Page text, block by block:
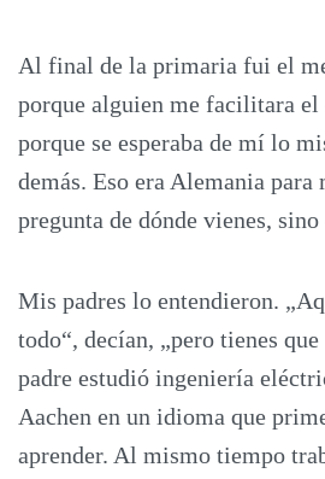
Al final de la primaria fui el
porque alguien me facilitara
porque se esperaba de mí lo
demás. Eso era Alemania para
pregunta de dónde vienes, sino
Mis padres lo entendieron.
todo“, decían, „pero tienes
padre estudió ingeniería
Aachen en un idioma que
aprender. Al mismo tiempo